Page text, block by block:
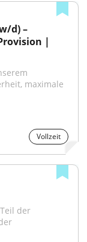
d) –
|
maximale
Vollzeit
der